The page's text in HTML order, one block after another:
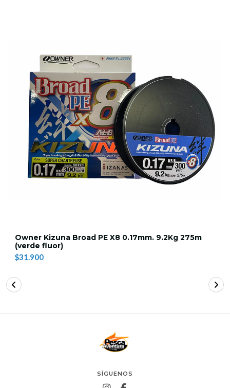
Owner Kizuna Broad PE X8 0.17mm. 9.2Kg 275m
(verde fluor)
$31.900
SÍGUENOS